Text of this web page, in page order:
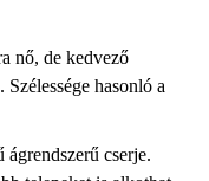
nő, de kedvező
hasonló a
cserje.